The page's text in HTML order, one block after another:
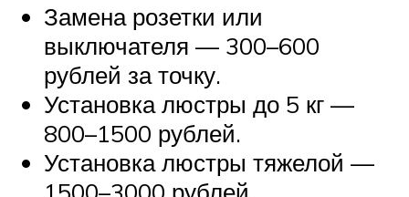
Замена розетки или
выключателя — 300–600
рублей за точку.
Установка люстры до 5 кг —
800–1500 рублей.
Установка люстры тяжелой —
1500–3000 рублей.